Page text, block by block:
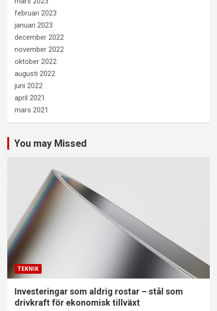
februari 2023
januari 2023
december 2022
november 2022
oktober 2022
augusti 2022
juni 2022
april 2021
mars 2021
You may Missed
TEKNIK
Investeringar som aldrig rostar – stål som
drivkraft för ekonomisk tillväxt